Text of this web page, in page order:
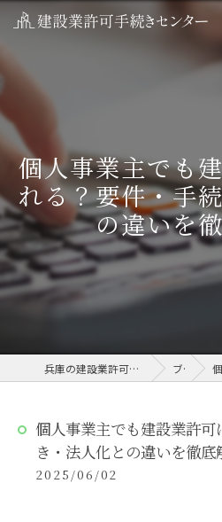
個人事業主でも
れる？要件・手
の違いを
兵庫の建設業許可なら建設業許可手続きセンター ブログ 個
個人事業主でも建設業許
き・法人化との違いを徹底
2025/06/02